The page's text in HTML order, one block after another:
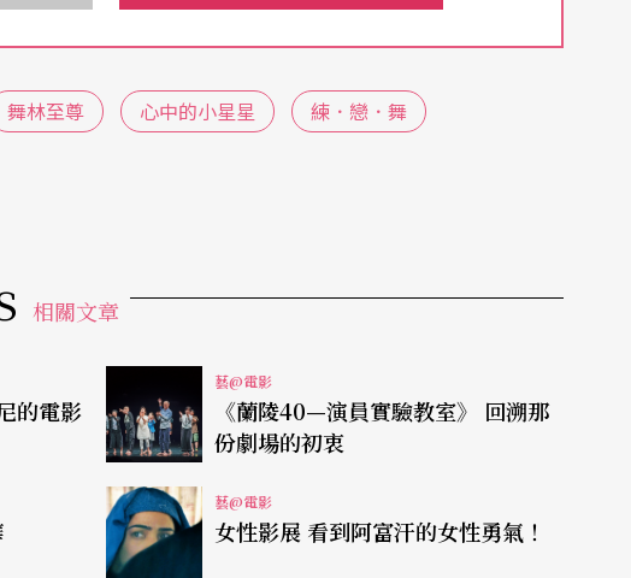
細節變化的變奏，甚至有一景更是利用光影的變化，舞
跳舞。
舞步，全美當紅MV導演打造的炫舞場面，《終極警探4.
絲蒂（Mary Elizabeth Winstead）首度銀幕展現高超舞
，誓言懷抱夢想的小鎮女孩，卻被芝加哥音樂舞蹈學院
蹈及歷練，則讓她脫胎換骨。
作品，敘述一個白人女孩一直以舞蹈為志向，每天苦練芭
舞林至尊 心中的小星星 練．戀．舞
相關文章
的電影
藝@電影
《蘭陵40—演員實驗教室》 回溯那
份劇場的初衷
藝@電影
女性影展 看到阿富汗的女性勇氣！